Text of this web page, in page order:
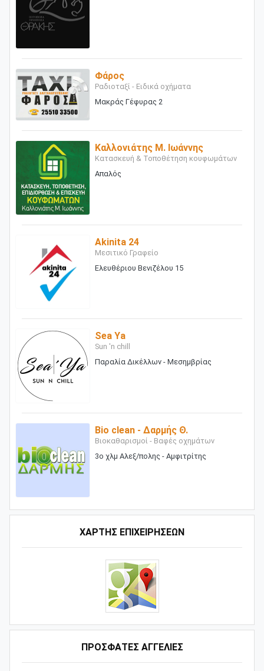
Φάρος
Ραδιοταξί - Ειδικά οχήματα
Μακράς Γέφυρας 2
Καλλονιάτης Μ. Ιωάννης
Κατασκευή & Τοποθέτηση κουφωμάτων
Απαλός
Akinita 24
Μεσιτικό Γραφείο
Ελευθέριου Βενιζέλου 15
Sea Ya
Sun 'n chill
Παραλία Δικέλλων - Μεσημβρίας
Bio clean - Δαρμής Θ.
Βιοκαθαρισμοί - Βαφές οχημάτων
3ο χλμ Αλεξ/πολης - Αμφιτρίτης
ΧΑΡΤΗΣ ΕΠΙΧΕΙΡΗΣΕΩΝ
ΠΡΟΣΦΑΤΕΣ ΑΓΓΕΛΙΕΣ